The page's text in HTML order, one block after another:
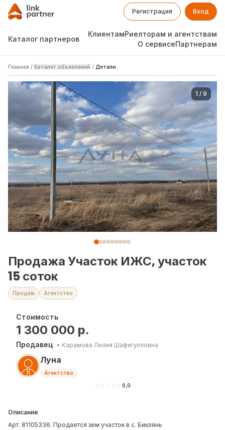
Регистрация Вход
Каталог партнеров
КлиентамРиелторам и агентствам
О сервисеПартнерам
Главная / Каталог объявлений / Детали
1 / 9
Продажа Участок ИЖС, участок
15 соток
Продам Агентство
Стоимость
1 300 000 р.
Продавец • Карамова Лилия Шафигулловна
Луна
Агентство
0,0
Описание
Арт. 81105336. Продается зем участок в с. Биклянь